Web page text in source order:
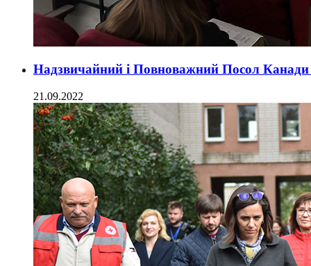
Надзвичайний і Повноважний Посол
21.09.2022